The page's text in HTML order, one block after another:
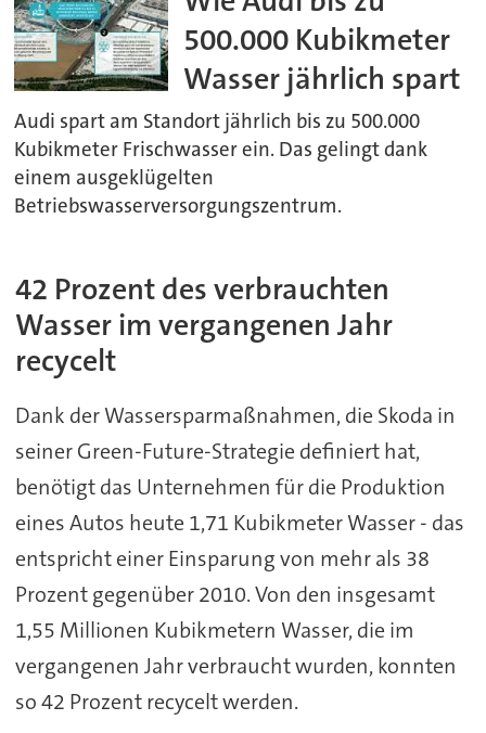
500.000 Kubikmeter
Wasser jährlich spart
Audi spart am Standort jährlich bis zu 500.000
Kubikmeter Frischwasser ein. Das gelingt dank
einem ausgeklügelten
Betriebswasserversorgungszentrum.
42 Prozent des verbrauchten
Wasser im vergangenen Jahr
recycelt
Dank der Wassersparmaßnahmen, die Skoda in
seiner Green-Future-Strategie definiert hat,
benötigt das Unternehmen für die Produktion
eines Autos heute 1,71 Kubikmeter Wasser - das
entspricht einer Einsparung von mehr als 38
Prozent gegenüber 2010. Von den insgesamt
1,55 Millionen Kubikmetern Wasser, die im
vergangenen Jahr verbraucht wurden, konnten
so 42 Prozent recycelt werden.